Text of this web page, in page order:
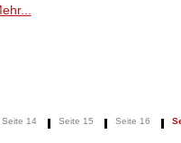
Seite 14 Seite 15 Seite 16